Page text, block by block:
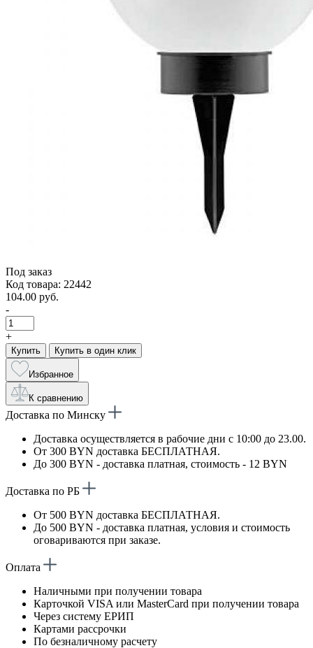
Под заказ
Код товара: 22442
104.00 руб.
-
+
Купить Купить в один клик
Избранное
К сравнению
Доставка по Минску
Доставка осуществляется в рабочие дни с 10:00 до 23.00.
От 300 BYN доставка БЕСПЛАТНАЯ.
До 300 BYN - доставка платная, стоимость - 12 BYN
Доставка по РБ
От 500 BYN доставка БЕСПЛАТНАЯ.
До 500 BYN - доставка платная, условия и стоимость
оговариваются при заказе.
Оплата
Наличными при получении товара
Карточкой VISA или MasterCard при получении товара
Через систему ЕРИП
Картами рассрочки
По безналичному расчету